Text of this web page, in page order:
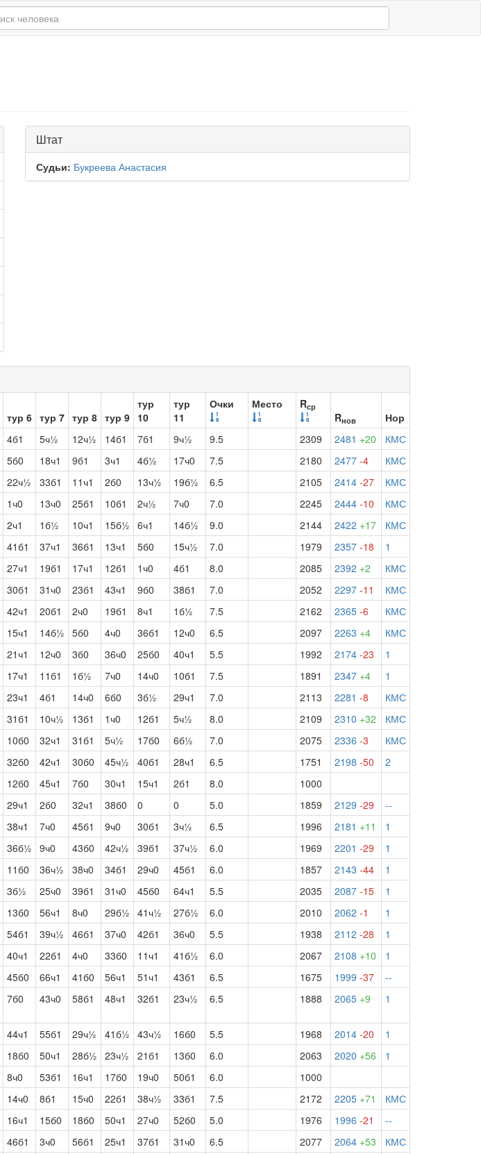
Штат
Судьи: Букреева Анастасия
тур 6 тур 7 тур 8 тур 9
тур
10
тур
11
Очки Место Rср
Rнов
Нор
4б1 5ч½ 12ч½ 14б1 7б1 9ч½ 9.5 2309 2481 +20
КМС
5б0 18ч1 9б1 3ч1 4б½ 17ч0 7.5 2180 2477 -4
КМС
22ч½ 33б1 11ч1 2б0 13ч½ 19б½ 6.5 2105 2414 -27
КМС
1ч0 13ч0 25б1 10б1 2ч½ 7ч0 7.0 2245 2444 -10
КМС
2ч1 1б½ 10ч1 15б½ 6ч1 14б½ 9.0 2144 2422 +17
КМС
41б1 37ч1 36б1 13ч1 5б0 15ч½ 7.0 1979 2357 -18
1
27ч1 19б1 17ч1 12б1 1ч0 4б1 8.0 2085 2392 +2
КМС
30б1 31ч0 23б1 43ч1 9б0 38б1 7.0 2052 2297 -11
КМС
42ч1 20б1 2ч0 19б1 8ч1 1б½ 7.5 2162 2365 -6
КМС
15ч1 14б½ 5б0 4ч0 36б1 12ч0 6.5 2097 2263 +4
КМС
21ч1 12ч0 3б0 36ч0 25б0 40ч1 5.5 1992 2174 -23
1
17ч1 11б1 1б½ 7ч0 14ч0 10б1 7.5 1891 2347 +4
1
23ч1 4б1 14ч0 6б0 3б½ 29ч1 7.0 2113 2281 -8
КМС
31б1 10ч½ 13б1 1ч0 12б1 5ч½ 8.0 2109 2310 +32
КМС
10б0 32ч1 31б1 5ч½ 17б0 6б½ 7.0 2075 2336 -3
КМС
32б0 42ч1 30б0 45ч½ 40б1 28ч1 6.5 1751 2198 -50
2
12б0 45ч1 7б0 30ч1 15ч1 2б1 8.0
1000
29ч1 2б0 32ч1 38б0 0 0 5.0 1859 2129 -29
--
38ч1 7ч0 45б1 9ч0 30б1 3ч½ 6.5 1996 2181 +11
1
36б½ 9ч0 43б0 42ч½ 39б1 37ч½ 6.0 1969 2201 -29
1
11б0 36ч½ 38ч0 34б1 29ч0 45б1 6.0 1857 2143 -44
1
3б½ 25ч0 39б1 31ч0 45б0 64ч1 5.5 2035 2087 -15
1
13б0 56ч1 8ч0 29б½ 41ч½ 27б½ 6.0 2010 2062 -1
1
54б1 39ч½ 46б1 37ч0 42б1 36ч0 5.5 1938 2112 -28
1
40ч1 22б1 4ч0 33б0 11ч1 41б½ 6.0 2067 2108 +10
1
45б0 66ч1 41б0 56ч1 51ч1 43б1 6.5 1675 1999 -37
--
7б0 43ч0 58б1 48ч1 32б1 23ч½ 6.5 1888 2065 +9 1
44ч1 55б1 29ч½ 41б½ 43ч½ 16б0 5.5 1968 2014 -20
1
18б0 50ч1 28б½ 23ч½ 21б1 13б0 6.0 2063 2020 +56
1
8ч0 53б1 16ч1 17б0 19ч0 50б1 6.0
1000
14ч0 8б1 15ч0 22б1 38ч½ 33б1 7.5 2172 2205 +71
КМС
16ч1 15б0 18б0 50ч1 27ч0 52б0 5.0 1976 1996 -21
--
46б1 3ч0 56б1 25ч1 37б1 31ч0 6.5 2077 2064 +53
КМС